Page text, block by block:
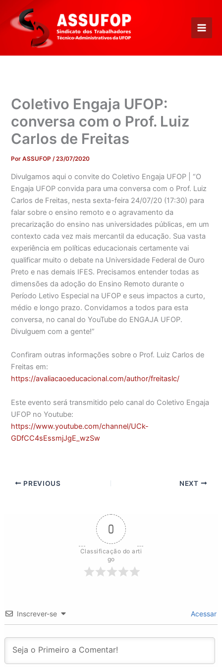
para
conteúdo
Coletivo Engaja UFOP:
conversa com o Prof. Luiz
Carlos de Freitas
PorASSUFOP/23/07/2020
Divulgamos aqui o convite do Coletivo Engaja UFOP | “O
Engaja UFOP convida para uma conversa com o Prof. Luiz
Carlos de Freitas, nesta sexta-feira 24/07/20 (17:30) para
falar sobre o ensino remoto e o agravamento da
precarização do ensino nas universidades públicas, em um
contexto cada vez mais mercantil da educação. Sua vasta
experiência em políticas educacionais certamente vai
qualificar muito o debate na Universidade Federal de Ouro
Preto e nas demais IFES. Precisamos entender todas as
dimensões da adoção do Ensino Remoto durante o
Período Letivo Especial na UFOP e seus impactos a curto,
médio e longo prazo. Convidamos a todos para esta
conversa, no canal do YouTube do ENGAJA UFOP.
Divulguem com a gente!”
Confiram outras informações sobre o Prof. Luiz Carlos de
Freitas em:
https://avaliacaoeducacional.com/author/freitaslc/
Este evento será transmitido pelo canal do Coletivo Engaja
UFOP no Youtube:
https://www.youtube.com/channel/UCk-
GDfCC4sEssmjJgE_wzSw
PREVIOUS NEXT
0
Classificação do arti
go
Inscrever-se Acessar